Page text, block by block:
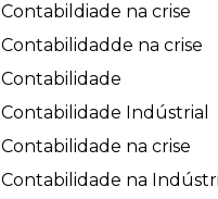
Contabildiade na crise
Contabilidadde na crise
Contabilidade
Contabilidade Indústrial
Contabilidade na crise
Contabilidade na